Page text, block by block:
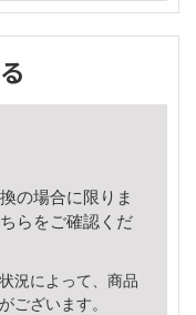
の場合に限りま
ら をご確認くだ
況によって、商品
ございます。